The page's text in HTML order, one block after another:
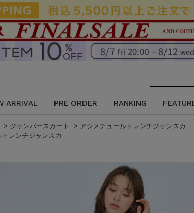
ARRIVAL PRE ORDER RANKING
> ジャンパースカート > アシメチュールトレンチジャンスカ
レンチジャンスカ